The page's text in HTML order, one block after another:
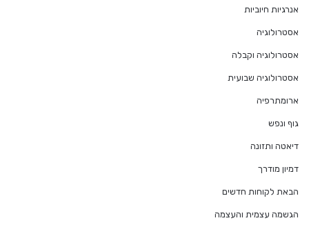
אנרגיות חיוביות
אסטרולוגיה
אסטרולוגיה וקבלה
אסטרולוגיה שבועית
ארומתרפיה
גוף ונפש
דיאטה ותזונה
דמיון מודרך
הבאת לקוחות חדשים
הגשמה עצמית והעצמה